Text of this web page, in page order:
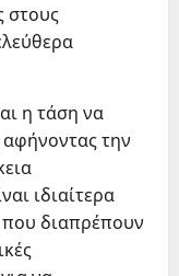
στους
η τάση να
την
ιδιαίτερα
διαπρέπουν